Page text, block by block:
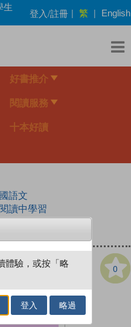
生
登入/註冊 | 繁 | English
好書推介
閱讀服務
十本好讀
語文
讀中學習
0
體驗，或按「略
登入 略過